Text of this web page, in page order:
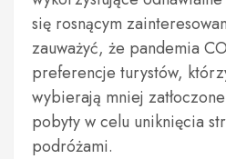
się rosnącym
zauważyć, że pandemia
preferencje turystów,
wybierają mniej
pobyty w celu uniknięcia
podróżami.